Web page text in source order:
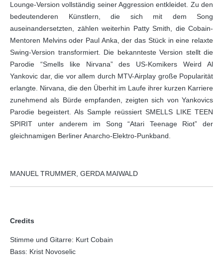
Lounge-Version vollständig seiner Aggression entkleidet. Zu den
bedeutenderen Künstlern, die sich mit dem Song
auseinandersetzten, zählen weiterhin Patty Smith, die Cobain-
Mentoren Melvins oder Paul Anka, der das Stück in eine relaxte
Swing-Version transformiert. Die bekannteste Version stellt die
Parodie “Smells like Nirvana” des US-Komikers Weird Al
Yankovic dar, die vor allem durch MTV-Airplay große Popularität
erlangte. Nirvana, die den Überhit im Laufe ihrer kurzen Karriere
zunehmend als Bürde empfanden, zeigten sich von Yankovics
Parodie begeistert. Als Sample reüssiert SMELLS LIKE TEEN
SPIRIT unter anderem im Song “Atari Teenage Riot” der
gleichnamigen Berliner Anarcho-Elektro-Punkband.
MANUEL TRUMMER, GERDA MAIWALD
Credits
Stimme und Gitarre: Kurt Cobain
Bass: Krist Novoselic